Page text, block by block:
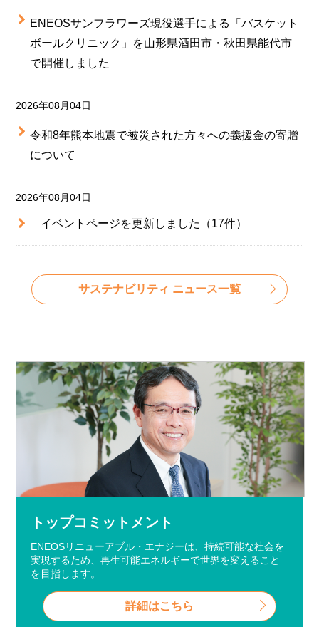
ENEOSサンフラワーズ現役選手による「バスケット
ボールクリニック」を山形県酒田市・秋田県能代市
で開催しました
2026年08月04日
令和8年熊本地震で被災された方々への義援金の寄贈
について
2026年08月04日
イベントページを更新しました（17件）
サステナビリティ ニュース一覧
トップコミットメント
ENEOSリニューアブル・エナジーは、持続可能な社会を
実現するため、再生可能エネルギーで世界を変えること
を目指します。
詳細はこちら